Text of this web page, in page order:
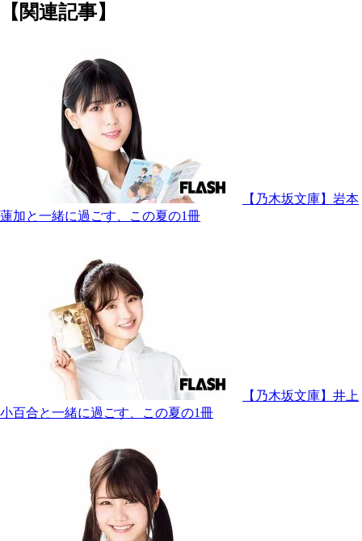
【関連記事】
【乃木坂文庫】岩本
蓮加と一緒に過ごす、この夏の1冊
【乃木坂文庫】井上
小百合と一緒に過ごす、この夏の1冊